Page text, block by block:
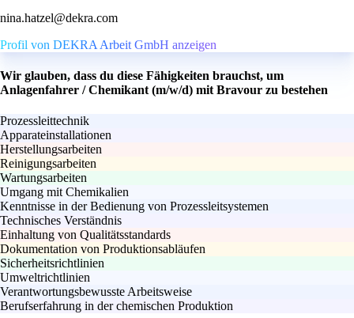
nina.hatzel@dekra.com
Profil von DEKRA Arbeit GmbH anzeigen
Wir glauben, dass du diese Fähigkeiten brauchst, um
Anlagenfahrer / Chemikant (m/w/d) mit Bravour zu bestehen
Prozessleittechnik
Apparateinstallationen
Herstellungsarbeiten
Reinigungsarbeiten
Wartungsarbeiten
Umgang mit Chemikalien
Kenntnisse in der Bedienung von Prozessleitsystemen
Technisches Verständnis
Einhaltung von Qualitätsstandards
Dokumentation von Produktionsabläufen
Sicherheitsrichtlinien
Umweltrichtlinien
Verantwortungsbewusste Arbeitsweise
Berufserfahrung in der chemischen Produktion